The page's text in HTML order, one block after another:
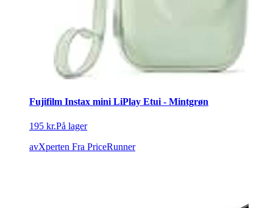
Fujifilm Instax mini LiPlay Etui - Mintgrøn
195 kr.På lager
avXperten Fra PriceRunner